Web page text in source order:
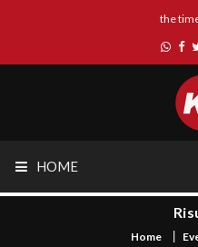
the
HOME
Home